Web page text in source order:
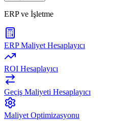
ERP ve İşletme
ERP Maliyet Hesaplayıcı
ROI Hesaplayıcı
Geçiş Maliyeti Hesaplayıcı
Maliyet Optimizasyonu